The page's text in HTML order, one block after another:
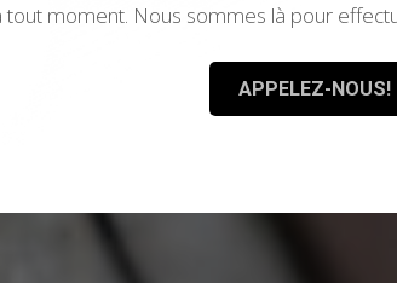
tout moment. Nous sommes là pour
APPELEZ-NOUS!